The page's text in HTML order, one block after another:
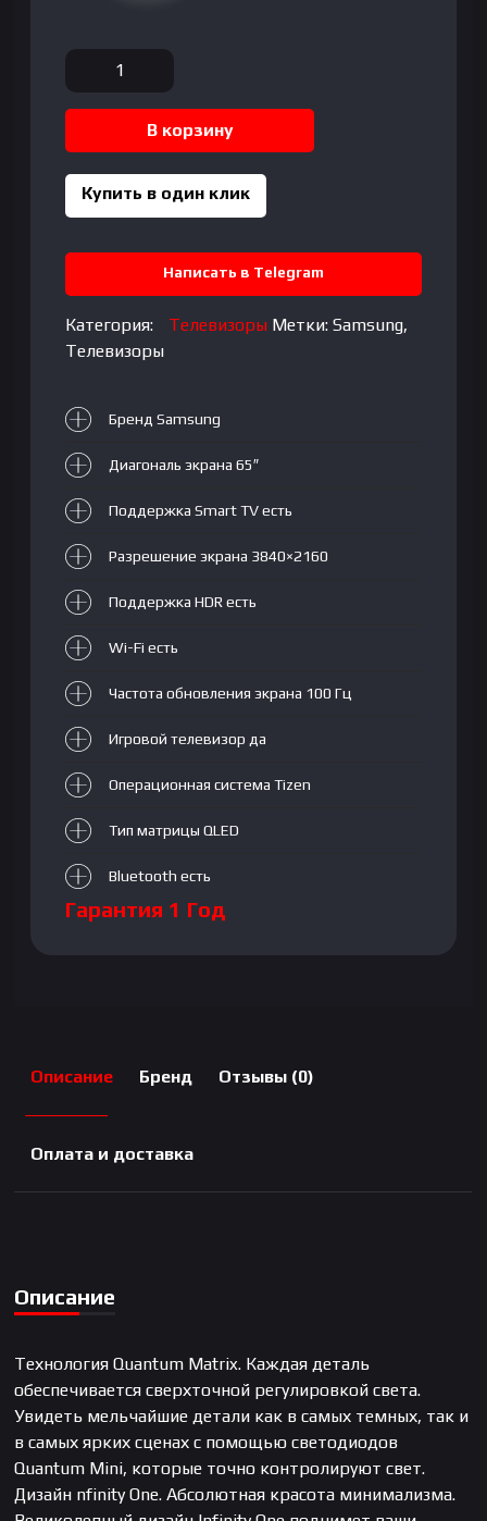
Количество
товара
Телевизор
QLED|
65"|
3840x2160
В корзину
Купить в один клик
Написать в Telegram
Категория: Телевизоры Метки:Samsung,
Телевизоры
Бренд Samsung
Диагональ экрана 65″
Поддержка Smart TV есть
Разрешение экрана 3840×2160
Поддержка HDR есть
Wi-Fi есть
Частота обновления экрана 100 Гц
Игровой телевизор да
Операционная система Tizen
Тип матрицы QLED
Bluetooth есть
Гарантия 1 Год
Описание Бренд Отзывы (0)
Оплата и доставка
Описание
Технология Quantum Matrix. Каждая деталь
обеспечивается сверхточной регулировкой света.
Увидеть мельчайшие детали как в самых темных, так и
в самых ярких сценах с помощью светодиодов
Quantum Mini, которые точно контролируют свет.
Дизайн nfinity One. Абсолютная красота минимализма.